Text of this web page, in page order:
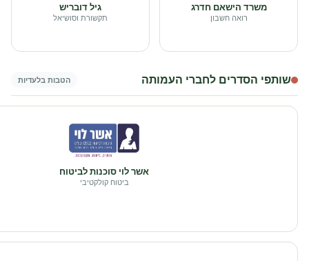
משרד הישאם חדרג
רואה חשבון
גיל דובריש
תקשורת וסושיאל
שותפי הסדרים לחברי העמותה הטבות בלעדיות
אשר לוי סוכנות לביטוח
ביטוח קולקטיבי